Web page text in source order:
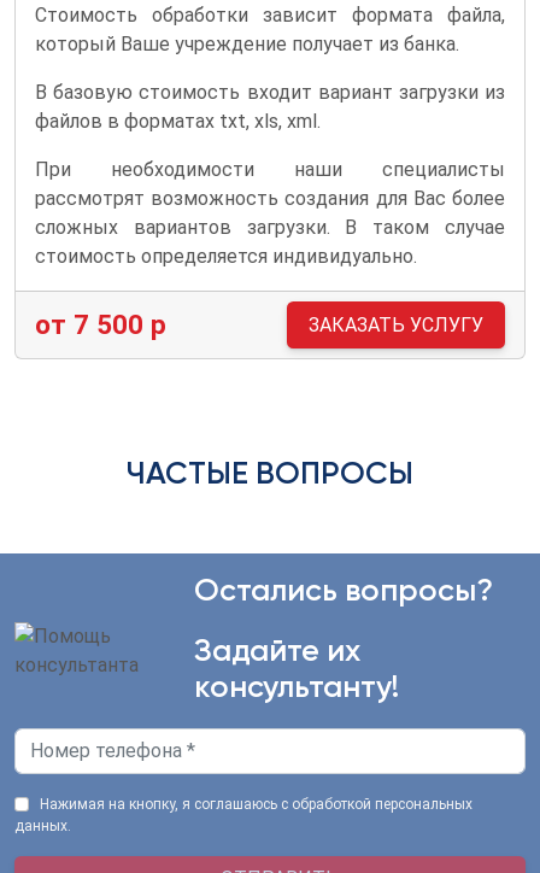
Стоимость обработки зависит формата файла,
который Ваше учреждение получает из банка.
В базовую стоимость входит вариант загрузки из
файлов в форматах txt, xls, xml.
При необходимости наши специалисты
рассмотрят возможность создания для Вас более
сложных вариантов загрузки. В таком случае
стоимость определяется индивидуально.
от 7 500 р ЗАКАЗАТЬ УСЛУГУ
ЧАСТЫЕ ВОПРОСЫ
Остались вопросы?
Задайте их
консультанту!
Нажимая на кнопку, я соглашаюсь с обработкой персональных
данных.